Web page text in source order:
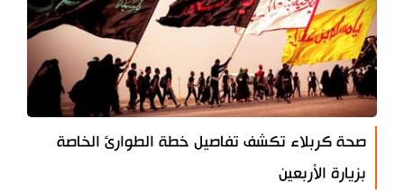
صحة كربلاء تكشف تفاصيل خطة الطوارئ الخاصة
بزيارة الأربعين